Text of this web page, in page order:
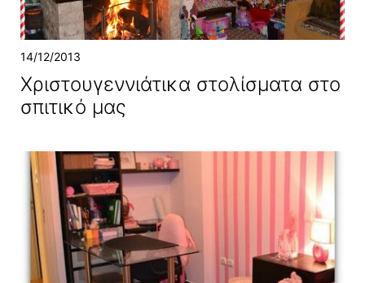
14/12/2013
Χριστουγεννιάτικα στολίσματα στο
σπιτικό μας